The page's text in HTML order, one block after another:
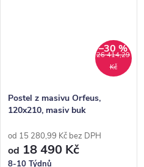
26 414,29
Kč
–30 %
Postel z masivu Orfeus,
120x210, masiv buk
od 15 280,99 Kč bez DPH
od 18 490 Kč
8-10 Týdnů